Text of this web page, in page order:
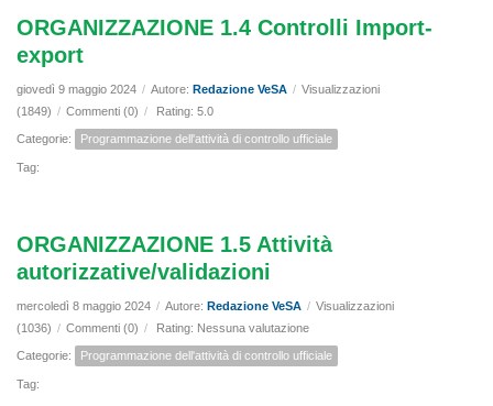
ORGANIZZAZIONE 1.4 Controlli Import-
export
giovedì 9 maggio 2024 / Autore: Redazione VeSA / Visualizzazioni
(1849) / Commenti (0) / Rating: 5.0
Categorie: Programmazione dell'attività di controllo ufficiale
Tag:
ORGANIZZAZIONE 1.5 Attività
autorizzative/validazioni
mercoledì 8 maggio 2024 / Autore: Redazione VeSA / Visualizzazioni
(1036) / Commenti (0) / Rating: Nessuna valutazione
Categorie: Programmazione dell'attività di controllo ufficiale
Tag: